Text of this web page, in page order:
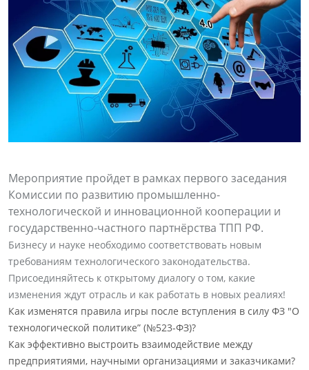
Мероприятие пройдет в рамках первого заседания
Комиссии по развитию промышленно-
технологической и инновационной кооперации и
государственно-частного партнёрства ТПП РФ.
Бизнесу и науке необходимо соответствовать новым
требованиям технологического законодательства.
Присоединяйтесь к открытому диалогу о том, какие
изменения ждут отрасль и как работать в новых реалиях!
Как изменятся правила игры после вступления в силу ФЗ "О
технологической политике” (№523-ФЗ)?
Как эффективно выстроить взаимодействие между
предприятиями, научными организациями и заказчиками?